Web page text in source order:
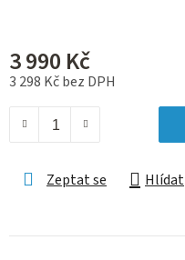
3 990 Kč
3 298 Kč bez DPH
Zeptat se Hlídat